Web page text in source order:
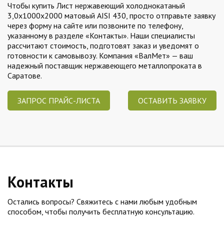
Чтобы купить Лист нержавеющий холоднокатаный
3,0х1000х2000 матовый AISI 430, просто отправьте заявку
через форму на сайте или позвоните по телефону,
указанному в разделе «Контакты». Наши специалисты
рассчитают стоимость, подготовят заказ и уведомят о
готовности к самовывозу. Компания «ВалМет» — ваш
надежный поставщик нержавеющего металлопроката в
Саратове.
ЗАПРОС ПРАЙС-ЛИСТА ОСТАВИТЬ ЗАЯВКУ
Контакты
Остались вопросы? Свяжитесь с нами любым удобным
способом, чтобы получить бесплатную консультацию.